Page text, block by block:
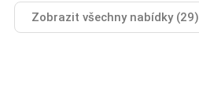
Zobrazit všechny nabídky (29)